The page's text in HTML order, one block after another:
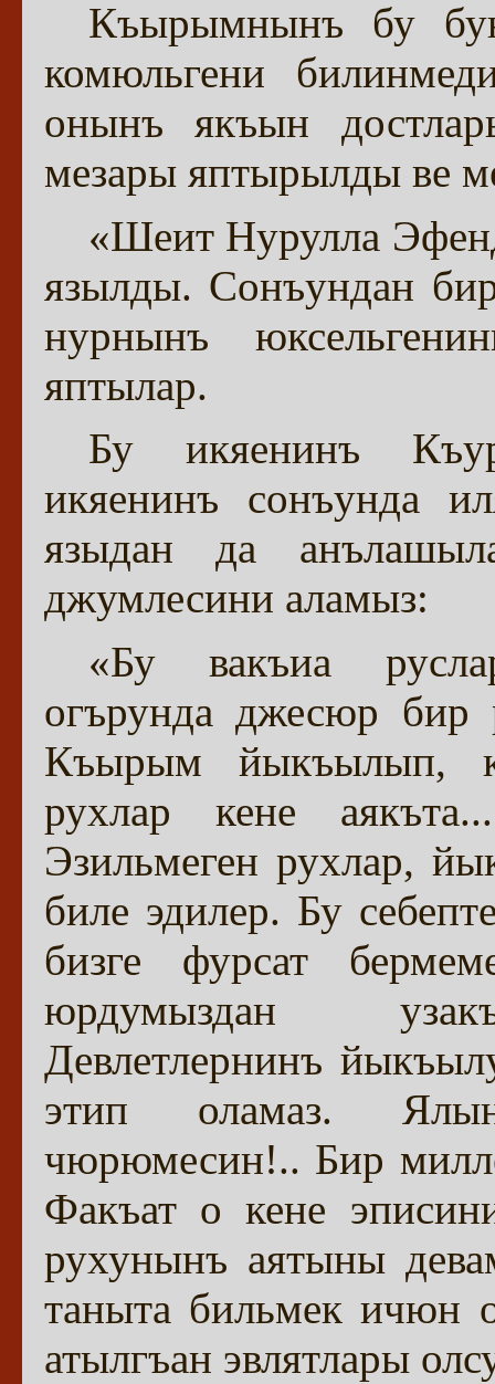
Къырымнынъ бу
комюльгени
онынъ якъын
мезары яптырылды ве
«Шеит Нурулла
язылды. Сонъундан
нурнынъ
яптылар.
Бу икяенинъ
икяенинъ сонъунда
языдан да
джумлесини аламыз:
«Бу вакъиа
огърунда джесюр бир
Къырым йыкъылып,
рухлар кене
Эзильмеген рухлар,
биле эдилер. Бу
бизге фурсат
юрдумыздан
Девлетлернинъ
этип оламаз.
чюрюмесин!.. Бир
Факъат о кене
рухунынъ аятыны
таныта бильмек ичюн
атылгъан эвлятлары